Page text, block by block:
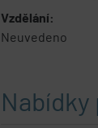
Vzdělání:
Neuvedeno
Nabídky